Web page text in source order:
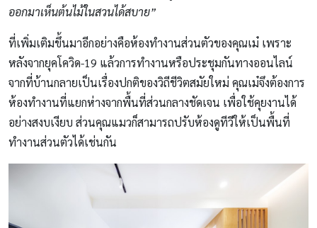
ออกมาเห็นต้นไม้ในสวนได้สบาย”
ที่เพิ่มเติมขึ้นมาอีกอย่างคือห้องทำงานส่วนตัวของคุณเม๋ เพราะ
หลังจากยุคโควิด-19 แล้วการทำงานหรือประชุมกันทางออนไลน์
จากที่บ้านกลายเป็นเรื่องปกติของวิถีชีวิตสมัยใหม่ คุณเม๋จึงต้องการ
ห้องทำงานที่แยกห่างจากพื้นที่ส่วนกลางชัดเจน เพื่อใช้คุยงานได้
อย่างสงบเงียบ ส่วนคุณแมวก็สามารถปรับห้องดูทีวีให้เป็นพื้นที่
ทำงานส่วนตัวได้เช่นกัน